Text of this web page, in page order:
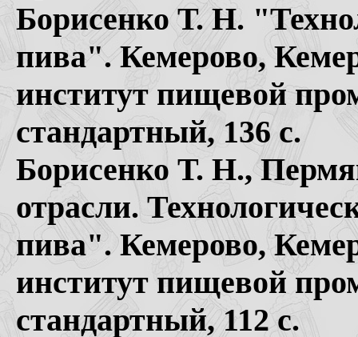
Борисенко Т. Н.
пива". Кемерово,
институт пищевой
стандартный, 136 с.
Борисенко Т. Н.,
отрасли.
пива". Кемерово,
институт пищевой
стандартный, 112 с.